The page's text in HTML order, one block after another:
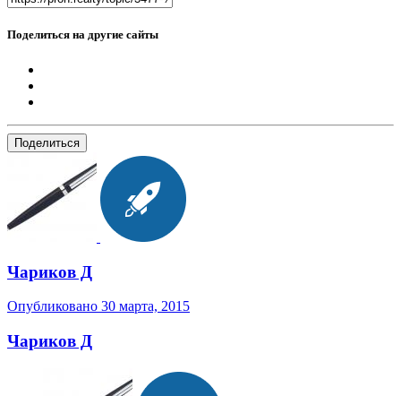
Поделиться на другие сайты
Поделиться
Чариков Д
Опубликовано 30 марта, 2015
Чариков Д